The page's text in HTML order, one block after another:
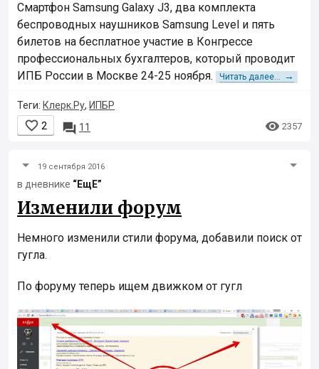
Смартфон Samsung Galaxy J3, два комплекта
беспроводных наушников Samsung Level и пять
билетов на бесплатное участие в Конгрессе
профессиональных бухгалтеров, который проводит
ИПБ России в Москве 24-25 ноября.
Читать далее... →
Теги: Клерк.Ру, ИПБР
 2  11  2357
19 сентября 2016
в дневнике “ЕщЕ”
Изменили форум
Немного изменили стили форума, добавили поиск от
гугла.
По форуму теперь ищем движком от гугл